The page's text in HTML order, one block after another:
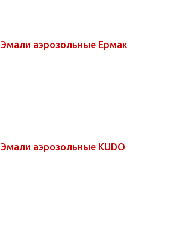
Эмали аэрозольные Ермак
Эмали аэрозольные KUDO